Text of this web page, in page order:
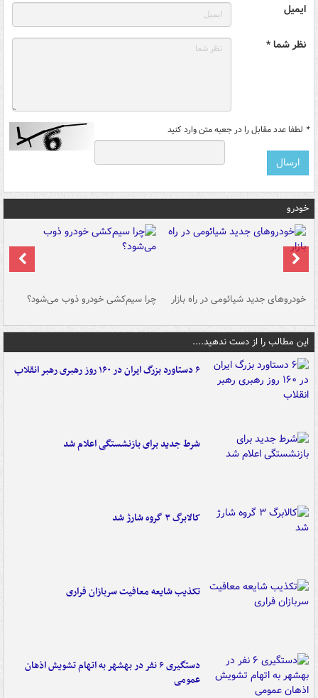
ایمیل
نظر شما *
* لطفا عدد مقابل را در جعبه متن وارد کنید
خودرو
خودروهای جدید شیائومی در راه بازار چرا سیم‌کشی خودرو ذوب می‌شود؟
این مطالب را از دست ندهید....
۶ دستاورد بزرگ ایران در ۱۶۰ روز رهبری رهبر انقلاب
شرط جدید برای بازنشستگی اعلام شد
کالابرگ ۳ گروه شارژ شد
تکذیب شایعه معافیت سربازان فراری
دستگیری ۶ نفر در بهشهر به اتهام تشویش اذهان
عمومی